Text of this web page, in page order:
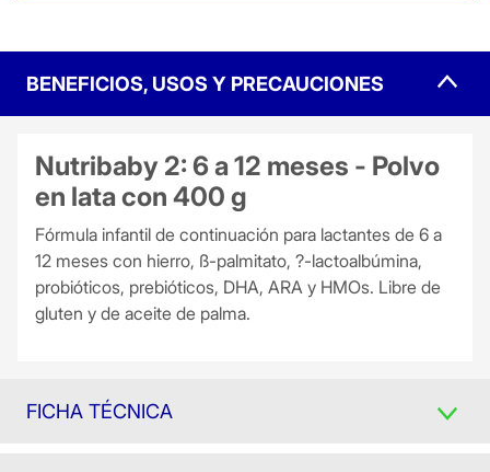
BENEFICIOS, USOS Y PRECAUCIONES
Nutribaby 2: 6 a 12 meses - Polvo
en lata con 400 g
Fórmula infantil de continuación para lactantes de 6 a
12 meses con hierro, ß-palmitato, ?-lactoalbúmina,
probióticos, prebióticos, DHA, ARA y HMOs. Libre de
gluten y de aceite de palma.
FICHA TÉCNICA